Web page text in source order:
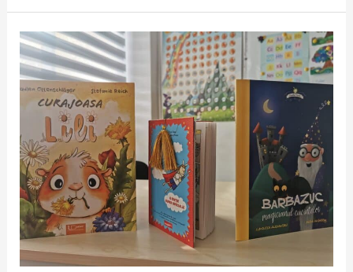
Ziua
Internațională
a
Cititului
împreună